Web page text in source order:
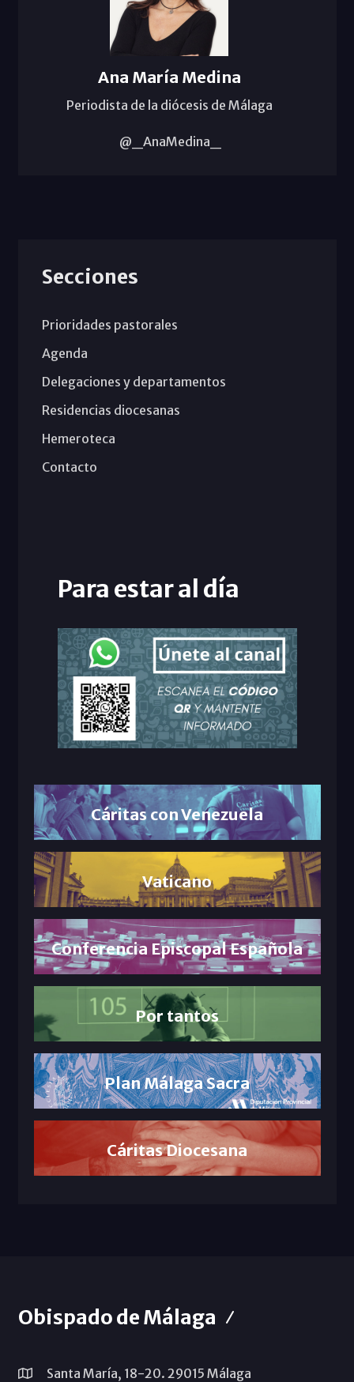
Ana María Medina
Periodista de la diócesis de Málaga
@_AnaMedina_
Secciones
Prioridades pastorales
Agenda
Delegaciones y departamentos
Residencias diocesanas
Hemeroteca
Contacto
Para estar al día
Cáritas con Venezuela
Vaticano
Conferencia Episcopal Española
Por tantos
Plan Málaga Sacra
Cáritas Diocesana
Obispado de Málaga
Santa María, 18-20. 29015 Málaga